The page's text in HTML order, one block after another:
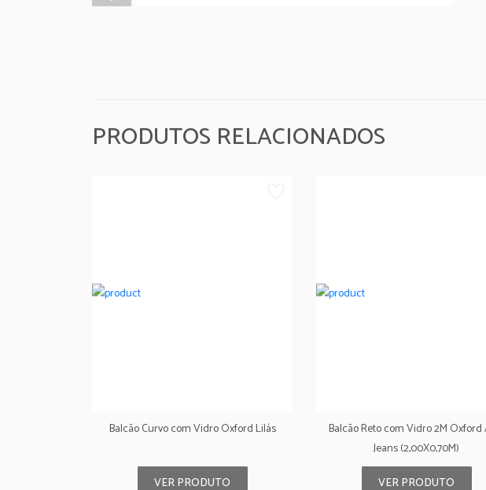
PRODUTOS RELACIONADOS
Balcão Curvo com Vidro Oxford Lilás
VER PRODUTO
Balcão Reto com Vidro 2M Oxford
Jeans (2,00X0,70M)
VER PRODUTO